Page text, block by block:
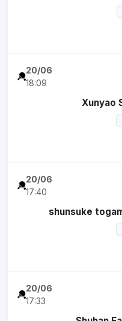
20/06
18:09
Xunyao
20/06
17:40
shunsuke
20/06
17:33